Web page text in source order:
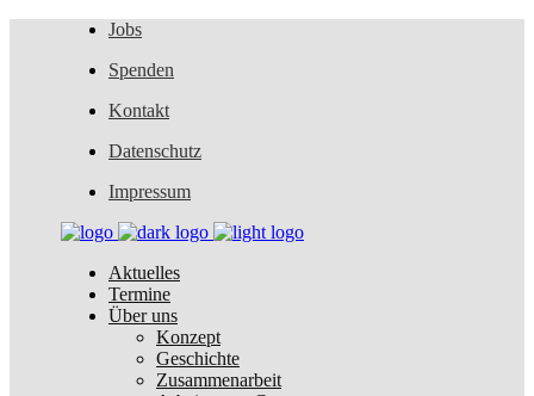
Jobs
Spenden
Kontakt
Datenschutz
Impressum
Aktuelles
Termine
Über uns
Konzept
Geschichte
Zusammenarbeit